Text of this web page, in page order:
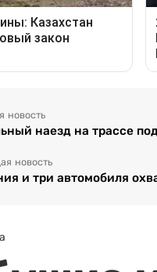
новость
наезд на трассе
новость
и три автомобиля